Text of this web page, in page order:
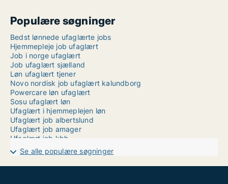
Populære søgninger
Bedst lønnede ufaglærte jobs
Hjemmepleje job ufaglært
Job i norge ufaglært
Job ufaglært sjælland
Løn ufaglært tjener
Novo nordisk job ufaglært kalundborg
Powercare løn ufaglært
Sosu ufaglært løn
Ufaglært i hjemmeplejen løn
Ufaglært job albertslund
Ufaglært job amager
Ufaglært job kbh
Ufaglært job næstved
Ufaglært job syddjurs
Ufaglært landbrugsmedhjælper løn
Se alle populære søgninger